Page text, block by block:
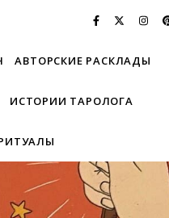
АВТОРСКИЕ РАСКЛАДЫ
ИСТОРИИ ТАРОЛОГА